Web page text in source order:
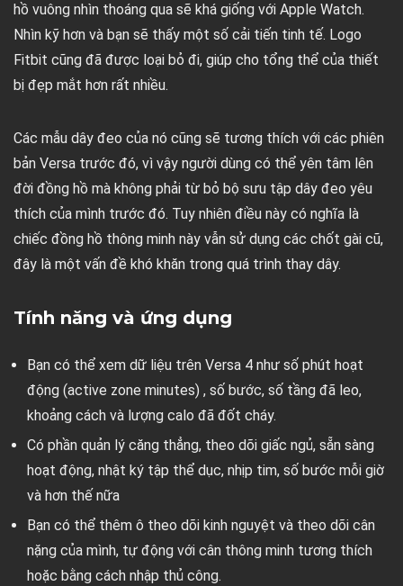
hồ vuông nhìn thoáng qua sẽ khá giống với Apple Watch.
Nhìn kỹ hơn và bạn sẽ thấy một số cải tiến tinh tế. Logo
Fitbit cũng đã được loại bỏ đi, giúp cho tổng thể của thiết
bị đẹp mắt hơn rất nhiều.
Các mẫu dây đeo của nó cũng sẽ tương thích với các phiên
bản Versa trước đó, vì vậy người dùng có thể yên tâm lên
đời đồng hồ mà không phải từ bỏ bộ sưu tập dây đeo yêu
thích của mình trước đó. Tuy nhiên điều này có nghĩa là
chiếc đồng hồ thông minh này vẫn sử dụng các chốt gài cũ,
đây là một vấn đề khó khăn trong quá trình thay dây.
Tính năng và ứng dụng
Bạn có thể xem dữ liệu trên Versa 4 như số phút hoạt
động (active zone minutes) , số bước, số tầng đã leo,
khoảng cách và lượng calo đã đốt cháy.
Có phần quản lý căng thẳng, theo dõi giấc ngủ, sẵn sàng
hoạt động, nhật ký tập thể dục, nhịp tim, số bước mỗi giờ
và hơn thế nữa
Bạn có thể thêm ô theo dõi kinh nguyệt và theo dõi cân
nặng của mình, tự động với cân thông minh tương thích
hoặc bằng cách nhập thủ công.